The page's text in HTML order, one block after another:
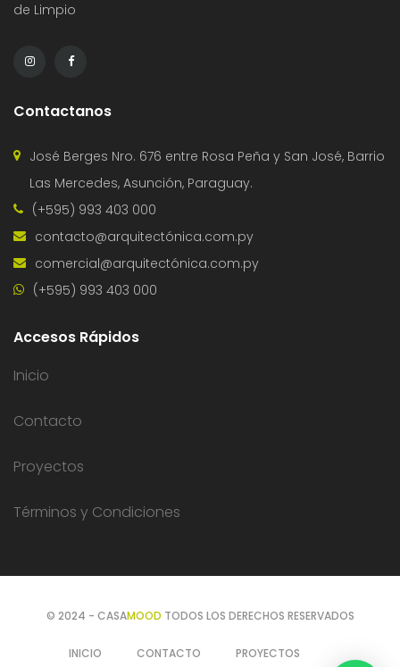
de Limpio
Contactanos
José Berges Nro. 676 entre Rosa Peña y San José, Barrio
Las Mercedes, Asunción, Paraguay.
(+595) 993 403 000
contacto@arquitectónica.com.py
comercial@arquitectónica.com.py
(+595) 993 403 000
Accesos Rápidos
Inicio
Contacto
Proyectos
Términos y Condiciones
© 2024 - CASAMOOD TODOS LOS DERECHOS RESERVADOS
INICIO CONTACTO PROYECTOS